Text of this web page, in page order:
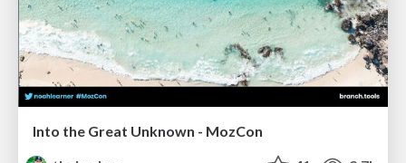
Into the Great Unknown - MozCon